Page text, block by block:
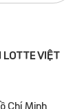
LOTTE VIỆT
Chí Minh